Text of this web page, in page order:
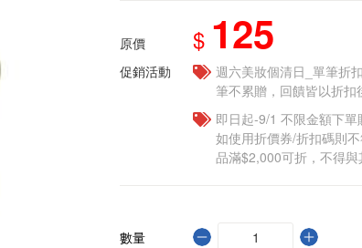
原價 $ 125
促銷活動
週六美妝個清日_單筆折
筆不累贈，回饋皆以折扣
即日起-9/1 不限金額下
如使用折價券/折扣碼則
品滿$2,000可折，不得
數量